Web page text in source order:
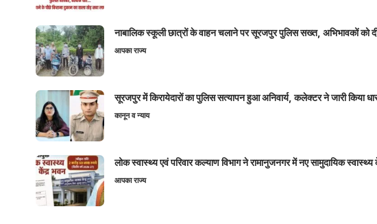
नाबालिक स्कूली छात्रों के वाहन चलाने पर सूरजपुर पुलिस सख्त, अभिभावकों को
आपका राज्य
सूरजपुर में किरायेदारों का पुलिस सत्यापन हुआ अनिवार्य, कलेक्टर ने जारी किया
कानून व न्याय
लोक स्वास्थ्य एवं परिवार कल्याण विभाग ने रामानुजनगर में नए सामुदायिक
आपका राज्य